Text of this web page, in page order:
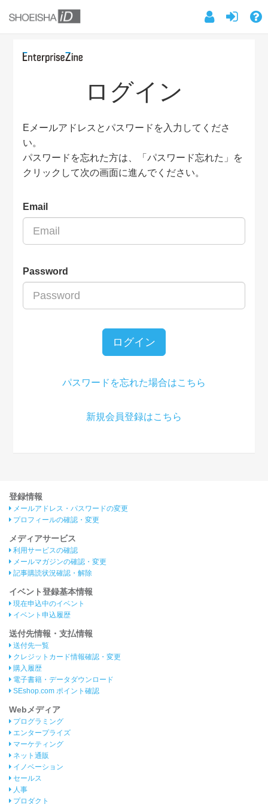
ログイン
Eメールアドレスとパスワードを入力してくださ
い。
パスワードを忘れた方は、「パスワード忘れた」を
クリックして次の画面に進んでください。
Email
Password
ログイン
パスワードを忘れた場合はこちら
新規会員登録はこちら
登録情報
メールアドレス・パスワードの変更
プロフィールの確認・変更
メディアサービス
利用サービスの確認
メールマガジンの確認・変更
記事購読状況確認・解除
イベント登録基本情報
現在申込中のイベント
イベント申込履歴
送付先情報・支払情報
送付先一覧
クレジットカード情報確認・変更
購入履歴
電子書籍・データダウンロード
SEshop.com ポイント確認
Webメディア
プログラミング
エンタープライズ
マーケティング
ネット通販
イノベーション
セールス
人事
プロダクト